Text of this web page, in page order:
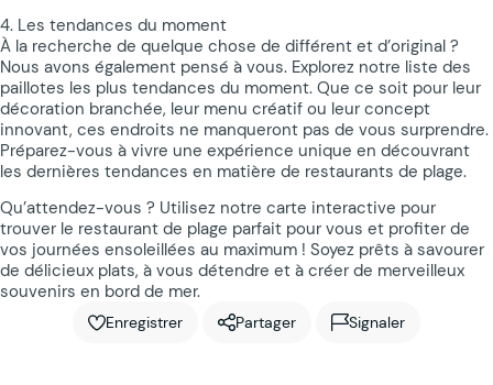
4. Les tendances du moment
À la recherche de quelque chose de différent et d’original ?
Nous avons également pensé à vous. Explorez notre liste des
paillotes les plus tendances du moment. Que ce soit pour leur
décoration branchée, leur menu créatif ou leur concept
innovant, ces endroits ne manqueront pas de vous surprendre.
Préparez-vous à vivre une expérience unique en découvrant
les dernières tendances en matière de restaurants de plage.
Qu’attendez-vous ? Utilisez notre carte interactive pour
trouver le restaurant de plage parfait pour vous et profiter de
vos journées ensoleillées au maximum ! Soyez prêts à savourer
de délicieux plats, à vous détendre et à créer de merveilleux
souvenirs en bord de mer.
Enregistrer Partager Signaler